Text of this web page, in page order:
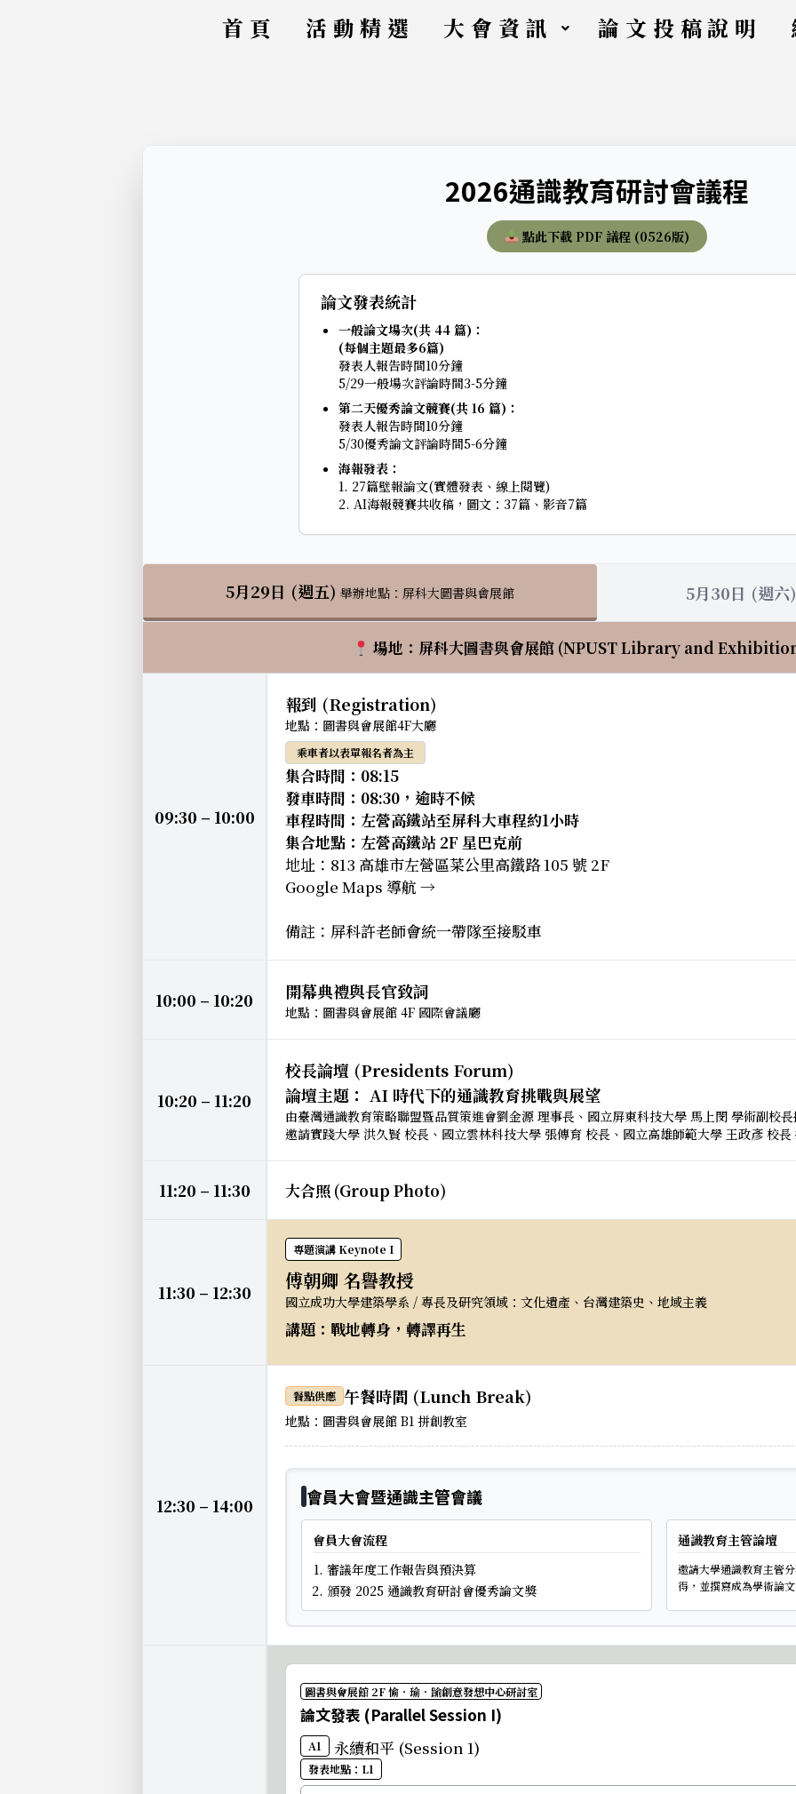
首頁 活動精選 大會資訊 論文投稿說明
2026通識教育研討會議程
點此下載 PDF 議程 (0526版)
論文發表統計
一般論文場次(共 44 篇)：
(每個主題最多6篇)
發表人報告時間10分鐘
5/29一般場次評論時間3-5分鐘
第二天優秀論文競賽(共 16 篇)：
發表人報告時間10分鐘
5/30優秀論文評論時間5-6分鐘
海報發表：
1. 27篇壁報論文(實體發表、線上閱覽)
2. AI海報競賽共收稿，圖文：37篇、影音7篇
5月29日 (週五) 舉辦地點：屏科大圖書與會展館 5月30日 (週
場地：屏科大圖書與會展館 (NPUST Library and
09:30 – 10:00
報到 (Registration)
地點：圖書與會展館4F大廳
乘車者以表單報名者為主
集合時間：08:15
發車時間：08:30，逾時不候
車程時間：左營高鐵站至屏科大車程約1小時
集合地點：左營高鐵站 2F 星巴克前
地址：813 高雄市左營區菜公里高鐵路 105 號 2F
Google Maps 導航 →
備註：屏科許老師會統一帶隊至接駁車
10:00 – 10:20 開幕典禮與長官致詞
地點：圖書與會展館 4F 國際會議廳
10:20 – 11:20
校長論壇 (Presidents Forum)
論壇主題： AI 時代下的通識教育挑戰與展望
由臺灣通識教育策略聯盟暨品質策進會劉金源 理事長、國立屏東科技大學 馬上閔 學術副校
邀請實踐大學 洪久賢 校長、國立雲林科技大學 張傳育 校長、國立高雄師範大學 王政彥 校長
11:20 – 11:30 大合照 (Group Photo)
11:30 – 12:30
專題演講 Keynote I
傅朝卿 名譽教授
國立成功大學建築學系 / 專長及研究領域：文化遺產、台灣建築史、地域主義
講題：戰地轉身，轉譯再生
12:30 – 14:00
餐點供應 午餐時間 (Lunch Break)
地點：圖書與會展館 B1 拼創教室
會員大會暨通識主管會議
會員大會流程
審議年度工作報告與預決算
頒發 2025 通識教育研討會優秀論文獎
通識教育主管論壇
邀請大學通識教育主管
得，並撰寫成為學術論
圖書與會展館 2F 愉．瑜．踰創意發想中心研討室
論文發表 (Parallel Session I)
A1 永續和平 (Session 1)
發表地點：L1